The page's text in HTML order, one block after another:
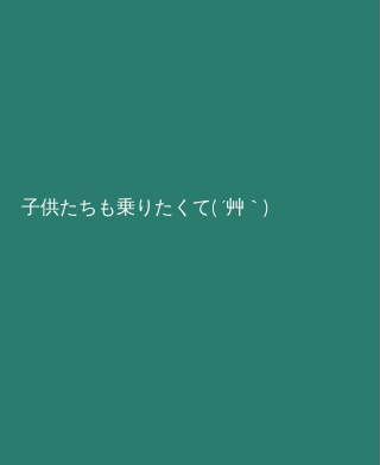
子供たちも乗りたくて( ´艸｀)